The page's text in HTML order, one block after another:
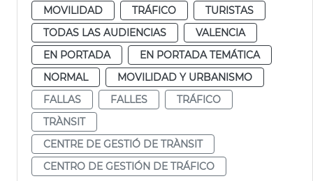
MOVILIDAD TRÁFICO
TURISTAS
TODAS LAS AUDIENCIAS
VALENCIA
EN PORTADA
EN PORTADA TEMÁTICA
NORMAL
MOVILIDAD Y URBANISMO
FALLAS
FALLES
TRÁFICO
TRÀNSIT
CENTRE DE GESTIÓ DE TRÀNSIT
CENTRO DE GESTIÓN DE TRÁFICO